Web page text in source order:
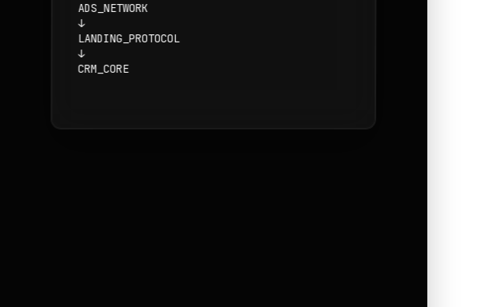
ADS_NETWORK
↓
LANDING_PROTOCOL
↓
CRM_CORE